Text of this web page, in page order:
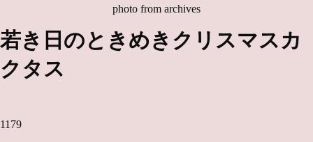
photo from archives
若き日のときめきクリスマスカ
クタス
1179